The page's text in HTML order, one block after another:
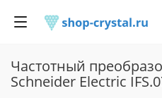
Частотный
Schneider Electric